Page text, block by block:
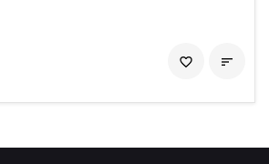

favorite_border